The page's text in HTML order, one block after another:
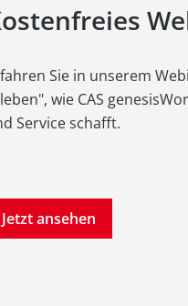
Sie in unserem
wie CAS
Service schafft.
Jetzt ansehen